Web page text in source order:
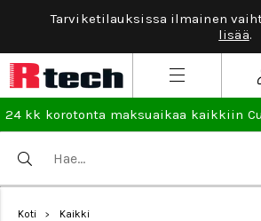
Tarviketilauksissa ilmainen vaihto- ja
24 kk korotonta maksuaikaa kaikkiin
Koti >
Kaikki